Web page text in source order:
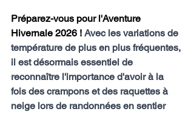
Préparez-vous pour l'Aventure
Hivernale 2026 ! Avec les variations de
température de plus en plus fréquentes,
il est désormais essentiel de
reconnaître l'importance d'avoir à la
fois des crampons et des raquettes à
neige lors de randonnées en sentier